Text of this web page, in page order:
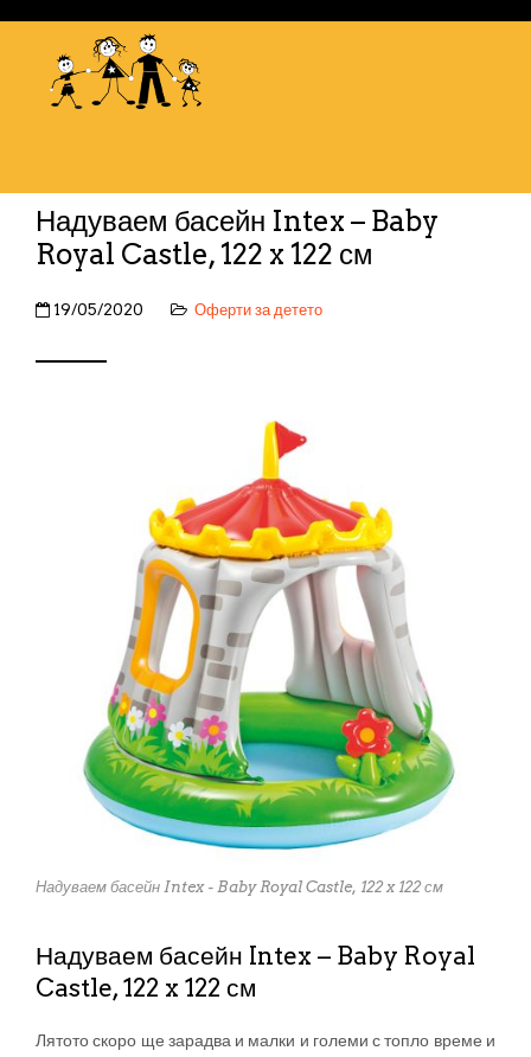
Надуваем басейн Intex – Baby
Royal Castle, 122 x 122 см
19/05/2020 Оферти за детето
Надуваем басейн Intex - Baby Royal Castle, 122 x 122 см
Надуваем басейн Intex – Baby Royal
Castle, 122 x 122 см
Лятото скоро ще зарадва и малки и големи с топло време и